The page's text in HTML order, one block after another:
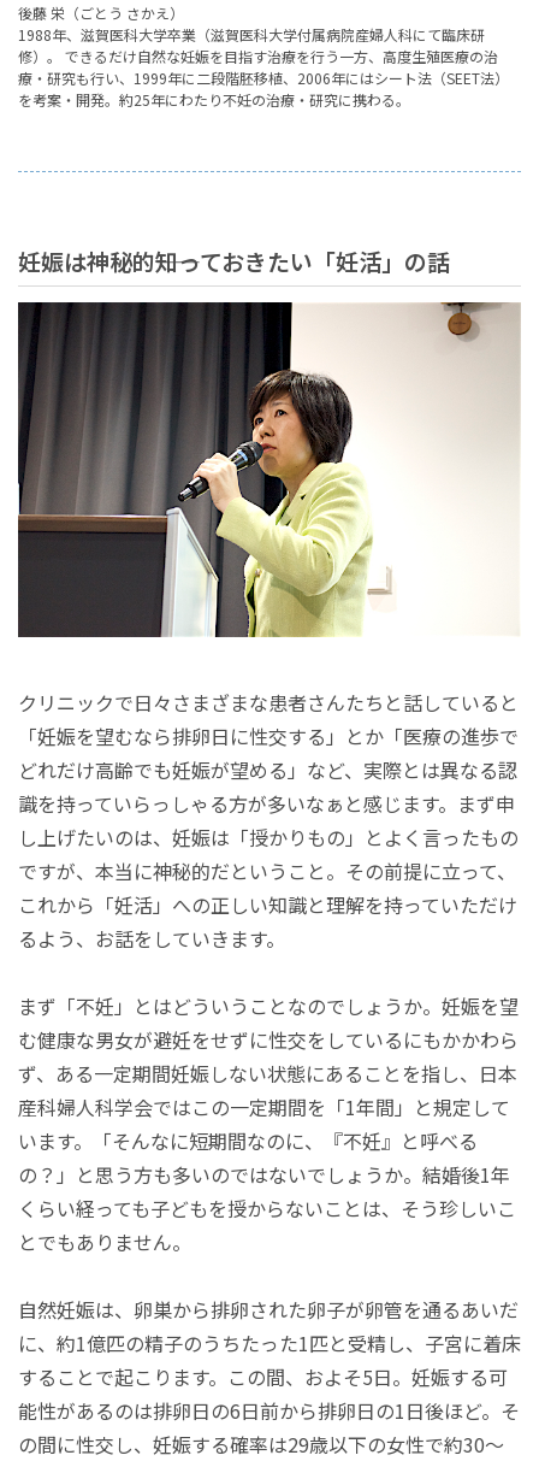
後藤 栄（ごとう さかえ）
1988年、滋賀医科大学卒業（滋賀医科大学付属病院産婦人科にて臨床研
修）。 できるだけ自然な妊娠を目指す治療を行う一方、高度生殖医療の治
療・研究も行い、1999年に二段階胚移植、2006年にはシート法（SEET法）
を考案・開発。約25年にわたり不妊の治療・研究に携わる。
妊娠は神秘的――知っておきたい「妊活」の話
クリニックで日々さまざまな患者さんたちと話していると
「妊娠を望むなら排卵日に性交する」とか「医療の進歩で
どれだけ高齢でも妊娠が望める」など、実際とは異なる認
識を持っていらっしゃる方が多いなぁと感じます。まず申
し上げたいのは、妊娠は「授かりもの」とよく言ったもの
ですが、本当に神秘的だということ。その前提に立って、
これから「妊活」への正しい知識と理解を持っていただけ
るよう、お話をしていきます。
まず「不妊」とはどういうことなのでしょうか。妊娠を望
む健康な男女が避妊をせずに性交をしているにもかかわら
ず、ある一定期間妊娠しない状態にあることを指し、日本
産科婦人科学会ではこの一定期間を「1年間」と規定して
います。「そんなに短期間なのに、『不妊』と呼べる
の？」と思う方も多いのではないでしょうか。結婚後1年
くらい経っても子どもを授からないことは、そう珍しいこ
とでもありません。
自然妊娠は、卵巣から排卵された卵子が卵管を通るあいだ
に、約1億匹の精子のうちたった1匹と受精し、子宮に着床
することで起こります。この間、およそ5日。妊娠する可
能性があるのは排卵日の6日前から排卵日の1日後ほど。そ
の間に性交し、妊娠する確率は29歳以下の女性で約30～